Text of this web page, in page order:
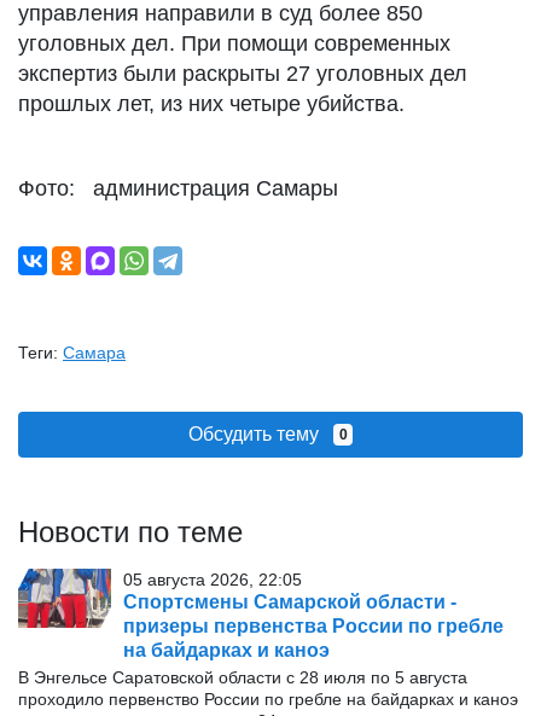
управления направили в суд более 850
уголовных дел. При помощи современных
экспертиз были раскрыты 27 уголовных дел
прошлых лет, из них четыре убийства.
Фото: администрация Самары
Теги: Самара
Обсудить тему 0
Новости по теме
05 августа 2026, 22:05
Спортсмены Самарской области -
призеры первенства России по гребле
на байдарках и каноэ
В Энгельсе Саратовской области с 28 июля по 5 августа
проходило первенство России по гребле на байдарках и каноэ